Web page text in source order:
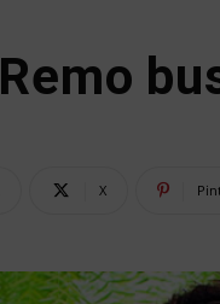
Remo
X